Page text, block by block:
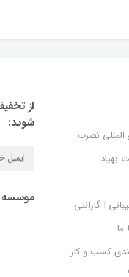
المللی نصرت
بهیاد
| گارانتی
ما
کسب و کار
از
شوید:
موسسه